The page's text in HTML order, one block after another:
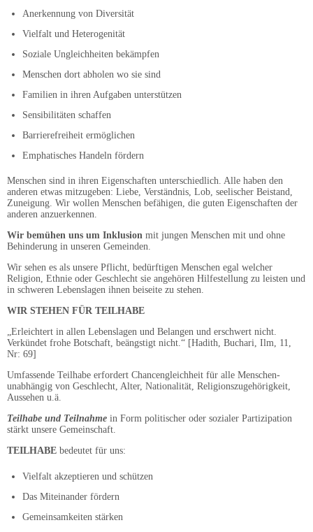
Anerkennung von Diversität
Vielfalt und Heterogenität
Soziale Ungleichheiten bekämpfen
Menschen dort abholen wo sie sind
Familien in ihren Aufgaben unterstützen
Sensibilitäten schaffen
Barrierefreiheit ermöglichen
Emphatisches Handeln fördern
Menschen sind in ihren Eigenschaften unterschiedlich. Alle haben den
anderen etwas mitzugeben: Liebe, Verständnis, Lob, seelischer Beistand,
Zuneigung. Wir wollen Menschen befähigen, die guten Eigenschaften der
anderen anzuerkennen.
Wir bemühen uns um Inklusion mit jungen Menschen mit und ohne
Behinderung in unseren Gemeinden.
Wir sehen es als unsere Pflicht, bedürftigen Menschen egal welcher
Religion, Ethnie oder Geschlecht sie angehören Hilfestellung zu leisten und
in schweren Lebenslagen ihnen beiseite zu stehen.
WIR STEHEN FÜR TEILHABE
„Erleichtert in allen Lebenslagen und Belangen und erschwert nicht.
Verkündet frohe Botschaft, beängstigt nicht.“ [Hadith, Buchari, Ilm, 11,
Nr: 69]
Umfassende Teilhabe erfordert Chancengleichheit für alle Menschen-
unabhängig von Geschlecht, Alter, Nationalität, Religionszugehörigkeit,
Aussehen u.ä.
Teilhabe und Teilnahme in Form politischer oder sozialer Partizipation
stärkt unsere Gemeinschaft.
TEILHABE bedeutet für uns:
Vielfalt akzeptieren und schützen
Das Miteinander fördern
Gemeinsamkeiten stärken